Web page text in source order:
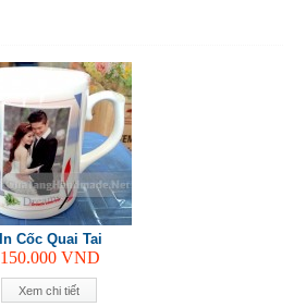
Xem chi tiết
In Cốc Quai Tai
150.000 VND